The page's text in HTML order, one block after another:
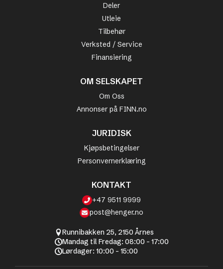
Deler
Utleie
Tilbehør
Verksted / Service
Finansiering
OM SELSKAPET
Om Oss
Annonser på FINN.no
JURIDISK
Kjøpsbetingelser
Personvernerklæring
KONTAKT
+47 9511 9999
post@henger.no
Runnibakken 25, 2150 Årnes
Mandag til Fredag: 08:00 - 17:00
Lørdager: 10:00 - 15:00